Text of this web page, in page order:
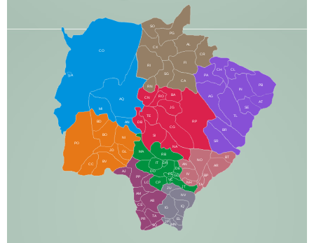
CO
AQ
MI
AN
CX
RI
AL
CR
FI
SG
BA
CA
PA
CH CL
PB
SE
TL
AG
BR
SR
BT
AR
RP
RO
JG
CG
SI
NA
TA
NH
JT
RB
MA
IT
DR
DO
CP
JU
NV
IQ
EL
BD
BO
NI
JD
PO
BV
CC
PP
AJ
LC
AM
AB
JP
DB
TE
CS
PR
TA
SQ
IG
MN
IN
NO
BP
RN
CN
GL
AN
IV
FS
VC
GD
DE
AT
PG
SO
LA